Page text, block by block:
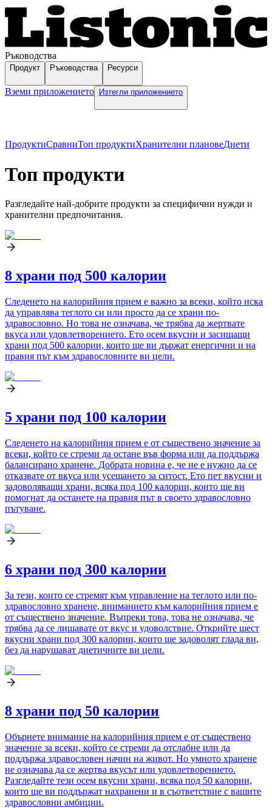
Ръководства
Продукт Ръководства Ресурси
Вземи приложението Изтегли приложението
ПродуктиСравниТоп продуктиХранителни плановеДиети
Топ продукти
Разгледайте най-добрите продукти за специфични нужди и
хранителни предпочитания.
8 храни под 500 калории
Следенето на калорийния прием е важно за всеки, който иска
да управлява теглото си или просто да се храни по-
здравословно. Но това не означава, че трябва да жертвате
вкуса или удовлетворението. Ето осем вкусни и засищащи
храни под 500 калории, които ще ви държат енергични и на
правия път към здравословните ви цели.
5 храни под 100 калории
Следенето на калорийния прием е от съществено значение за
всеки, който се стреми да остане във форма или да поддържа
балансирано хранене. Добрата новина е, че не е нужно да се
отказвате от вкуса или усещането за ситост. Ето пет вкусни и
задоволяващи храни, всяка под 100 калории, които ще ви
помогнат да останете на правия път в своето здравословно
пътуване.
6 храни под 300 калории
За тези, които се стремят към управление на теглото или по-
здравословно хранене, вниманието към калорийния прием е
от съществено значение. Въпреки това, това не означава, че
трябва да се лишавате от вкус и удоволствие. Открийте шест
вкусни храни под 300 калории, които ще задоволят глада ви,
без да нарушават диетичните ви цели.
8 храни под 50 калории
Обърнете внимание на калорийния прием е от съществено
значение за всеки, който се стреми да отслабне или да
поддържа здравословен начин на живот. Но умното хранене
не означава да се жертва вкусът или удовлетворението.
Разгледайте тези осем вкусни храни, всяка под 50 калории,
които ще ви поддържат нахранени и в съответствие с вашите
здравословни амбиции.